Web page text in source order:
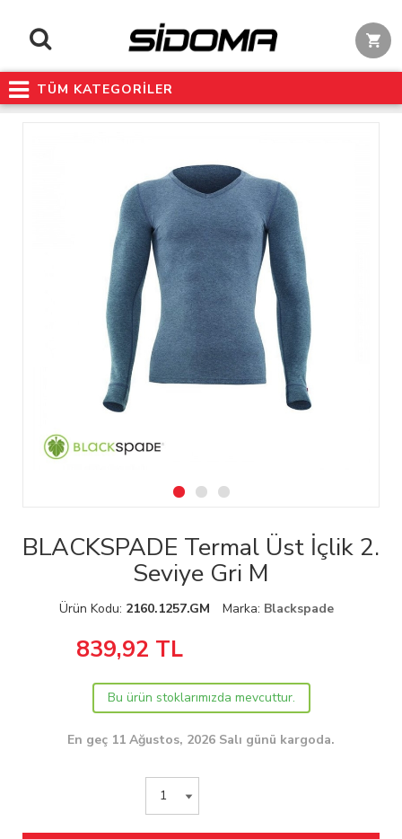
TÜM KATEGORİLER
BLACKSPADE Termal Üst İçlik 2.
Seviye Gri M
Ürün Kodu: 2160.1257.GM Marka: Blackspade
839,92 TL
Bu ürün stoklarımızda mevcuttur.
En geç 11 Ağustos, 2026 Salı günü kargoda.